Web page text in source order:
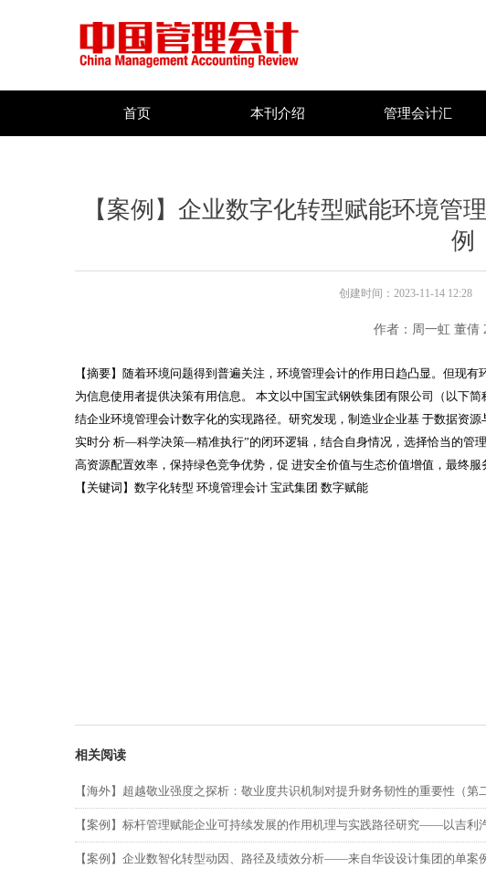
首页 本刊介绍 管理会计汇
【案例】企业数字化转型赋能环境
例
【摘要】随着环境问题得到普遍关注，环境管理会计的作用日趋凸显。但现
为信息使用者提供决策有用信息。 本文以中国宝武钢铁集团有限公司（以下简
结企业环境管理会计数字化的实现路径。研究发现，制造业企业基 于数据资
实时分 析—科学决策—精准执行”的闭环逻辑，结合自身情况，选择恰当的管
高资源配置效率，保持绿色竞争优势，促 进安全价值与生态价值增值，最终服
【关键词】数字化转型 环境管理会计 宝武集团 数字赋能
作者：周一虹 董倩
相关阅读
【海外】超越敬业强度之探析：敬业度共识机制对提升财务韧性的重要性（第
【案例】标杆管理赋能企业可持续发展的作用机理与实践路径研究——以吉利
【案例】企业数智化转型动因、路径及绩效分析——来自华设设计集团的单案
创建时间： 2023-11-14 12:28